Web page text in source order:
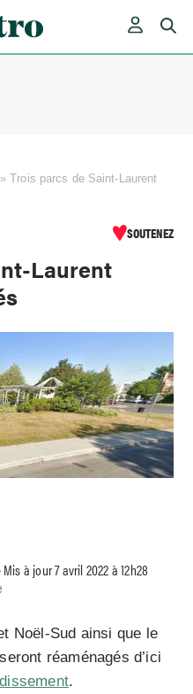
»Trois parcs de Saint-Laurent
SOUTENEZ
Laurent
à jour 7 avril 2022 à 12h28
Noël-Sud ainsi que le
réaménagés d’ici
.